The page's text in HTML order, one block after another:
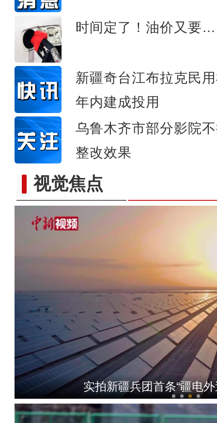
时间定了！油价又要
新疆奇台江布拉克民
年内建成投用
乌鲁木齐市部分影院
整改效果
视觉焦点实拍新疆兵团首条“疆电
新疆巴楚县：百万亩